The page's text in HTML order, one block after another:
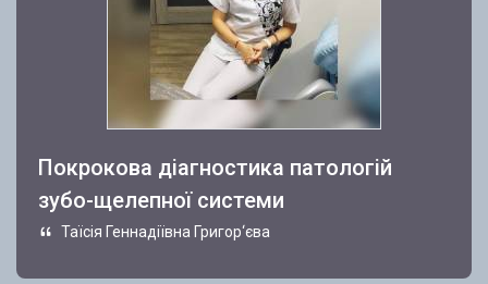
Покрокова діагностика патологій
зубо-щелепної системи
Таїсія Геннадіївна Григор‘єва